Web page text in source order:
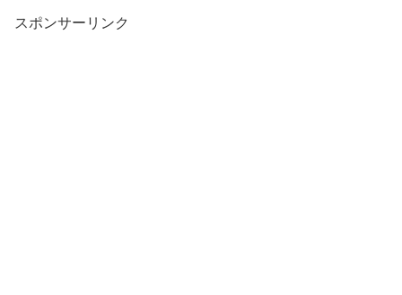
スポンサーリンク